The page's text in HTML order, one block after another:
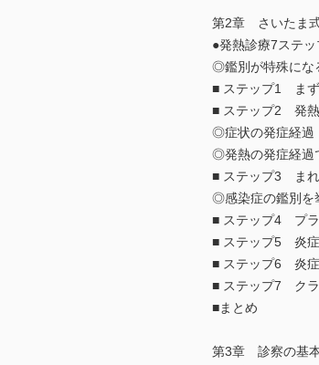
第2章 さいたま
●発熱診療7ステッ
◎鑑別が特殊にな
■ ステップ1 まず
■ ステップ2 発熱
◎症状の発症経過
◎発熱の発症経過
■ ステップ3 まれ
◎感染症の鑑別を
■ ステップ4 プラ
■ ステップ5 炎症
■ ステップ6 炎症
■ ステップ7 クラ
■まとめ
第3章 診察の基